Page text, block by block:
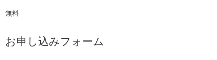
無料
お申し込みフォーム